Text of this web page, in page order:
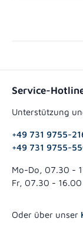
Service-
Unterstützung
+49 731 9755-
+49 731 9755-
Mo-Do, 07.30 -
Fr, 07.30 - 16.00
Oder über unser